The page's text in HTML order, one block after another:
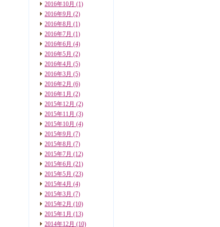
2016年10月 (1)
2016年9月 (2)
2016年8月 (1)
2016年7月 (1)
2016年6月 (4)
2016年5月 (2)
2016年4月 (5)
2016年3月 (5)
2016年2月 (6)
2016年1月 (2)
2015年12月 (2)
2015年11月 (3)
2015年10月 (4)
2015年9月 (7)
2015年8月 (7)
2015年7月 (12)
2015年6月 (21)
2015年5月 (23)
2015年4月 (4)
2015年3月 (7)
2015年2月 (10)
2015年1月 (13)
2014年12月 (10)